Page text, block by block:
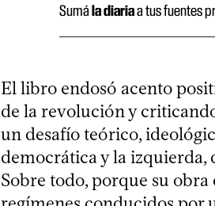
Sumála diariaa tus fuentes
El libro endosó acento
de la revolución y
un desafío teórico,
democrática y la izquierda,
Sobre todo, porque su